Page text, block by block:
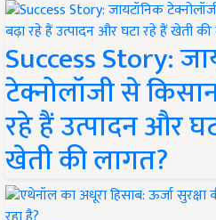
Success Story:
टेक्नोलॉजी से
रहे हैं उत्पादन और
खेती की लागत?